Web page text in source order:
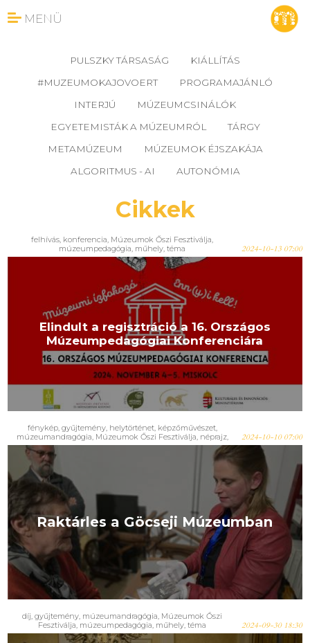
MENÜ
PULSZKY TÁRSASÁG
KIÁLLÍTÁS
#MUZEUMOKAJOVOERT
PROGRAMAJÁNLÓ
INTERJÚ
MÚZEUMCSINÁLÓK
EGYETEMISTÁK A MÚZEUMRÓL
TÁRGY
METAMÚZEUM
MÚZEUMOK ÉJSZAKÁJA
ALGORITMUS - AI
AUTONÓMIA
Cikkek
felhívás, konferencia, Múzeumok Őszi Fesztiválja,
múzeumpedagógia, műhely, téma 2024-10-13 07:00
Elindult a regisztráció a 16. Országos
Múzeumpedagógiai Konferenciára
fénykép, gyűjtemény, helytörténet, képzőművészet,
múzeumandragógia, Múzeumok Őszi Fesztiválja, néprajz,
technika,téma
2024-10-10 07:00
Raktárles a Göcseji Múzeumban
díj, gyűjtemény, múzeumandragógia, Múzeumok Őszi
Fesztiválja, múzeumpedagógia, műhely, téma 2024-09-30 18:30